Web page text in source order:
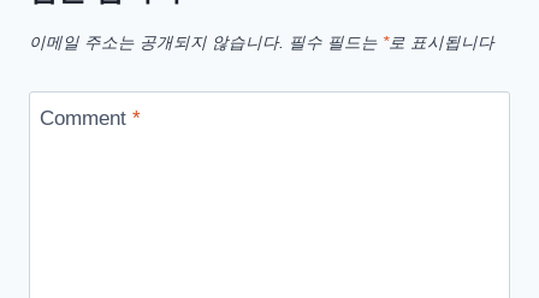
이메일 주소는 공개되지 않습니다. 필수 필드는 *로 표시됩니다
Comment *